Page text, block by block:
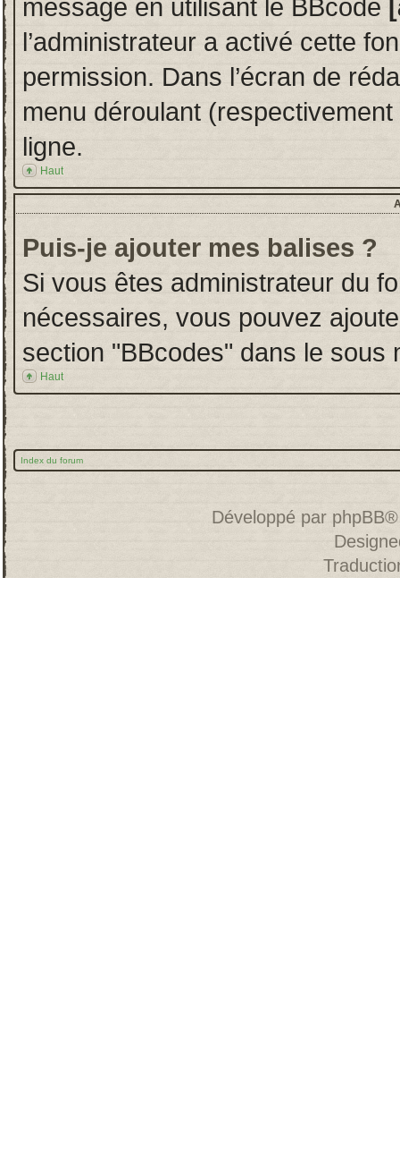
message en utilisant le BBcode
l’administrateur a activé cette
permission. Dans l’écran de
menu déroulant
ligne.
Haut
Puis-je ajouter mes balises ?
Si vous êtes administrateur du
nécessaires, vous pouvez
section "BBcodes" dans le sous
Haut
Index du forum
Développé par phpBB®